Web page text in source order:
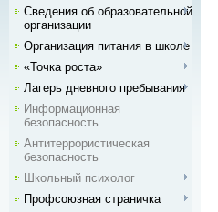
Сведения об образовательной
организации
Организация питания в школе
«Точка роста»
Лагерь дневного пребывания
Информационная
безопасность
Антитеррористическая
безопасность
Школьный психолог
Профсоюзная страничка